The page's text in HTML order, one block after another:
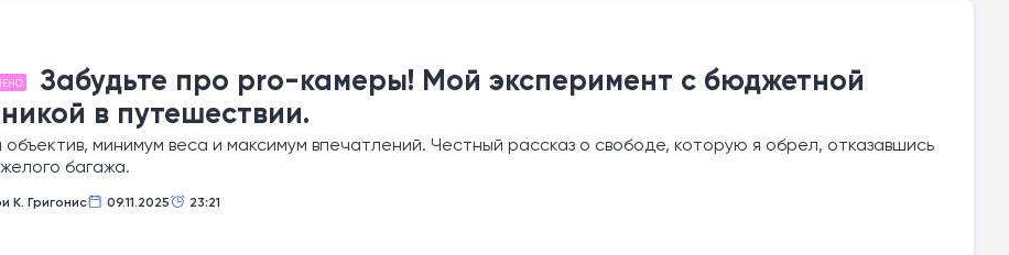
Забудьте про pro-камеры! Мой эксперимент с бюджетной
в путешествии.
минимум веса и максимум впечатлений. Честный рассказ о свободе, которую я обрел, отказавшись
багажа.
К. Григонис 09.11.2025 23:21